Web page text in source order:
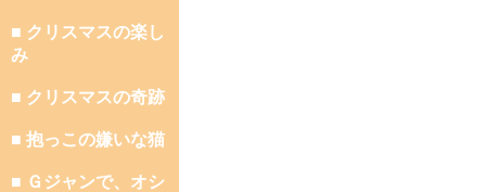
■ クリスマスの楽し
み
■ クリスマスの奇跡
■ 抱っこの嫌いな猫
■ Ｇジャンで、オシ